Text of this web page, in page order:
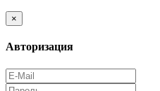
×
Авторизация